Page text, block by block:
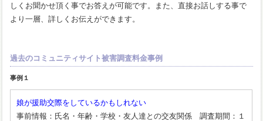
しくお聞かせ頂く事でお答えが可能です。また、直接お話しする事で
より一層、詳しくお伝えができます。
過去のコミュニティサイト被害調査料金事例
事例１
娘が援助交際をしているかもしれない
事前情報：氏名・年齢・学校・友人達との交友関係 調査期間：１